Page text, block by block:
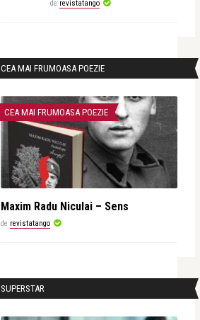
de revistatango
CEA MAI FRUMOASA POEZIE
CEA MAI FRUMOASA POEZIE
Maxim Radu Niculai – Sens
de revistatango
SUPERSTAR